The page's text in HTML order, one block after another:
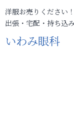
洋服お売りください
出張・宅配・持ち込
いわみ眼科